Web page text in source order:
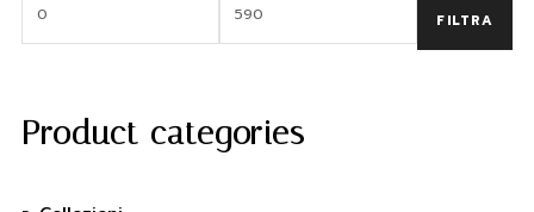
FILTRA
Product categories